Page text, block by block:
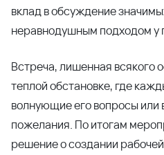
вклад в обсуждение
неравнодушным подходом у
Встреча, лишенная всякого
теплой обстановке, где
волнующие его вопросы или
пожелания. По итогам
решение о создании